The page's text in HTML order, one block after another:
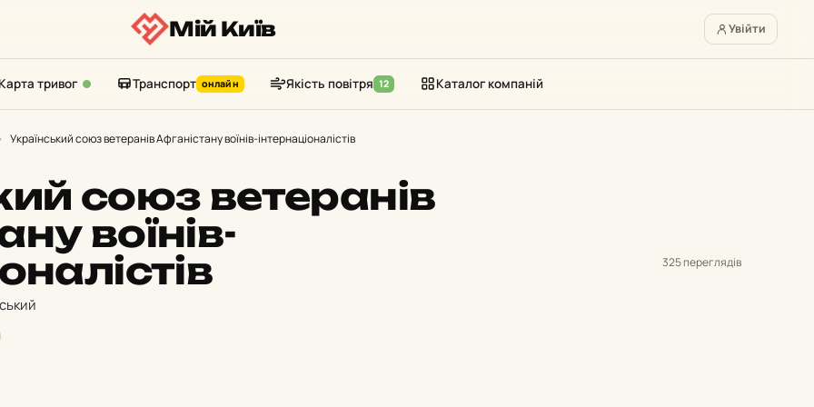
Мій Київ Увійти
Карта тривог Транспорт онлайн Якість повітря 12 Каталог компаній
Український союз ветеранів Афганістану воїнів-інтернаціоналістів
союз ветеранів
воїнів-
325 переглядів